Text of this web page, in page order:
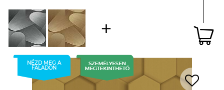
NÉZD MEG A
FALADON